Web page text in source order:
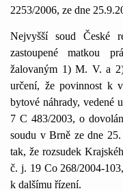
2253/2006, ze dne
Nejvyšší soud České
zastoupené matkou
žalovaným 1) M. V. a
určení, že povinnost k
bytové náhrady, vedené
7 C 483/2003, o
soudu v Brně ze dne
tak, že rozsudek
č. j. 19 Co 268/2004-
k dalšímu řízení.